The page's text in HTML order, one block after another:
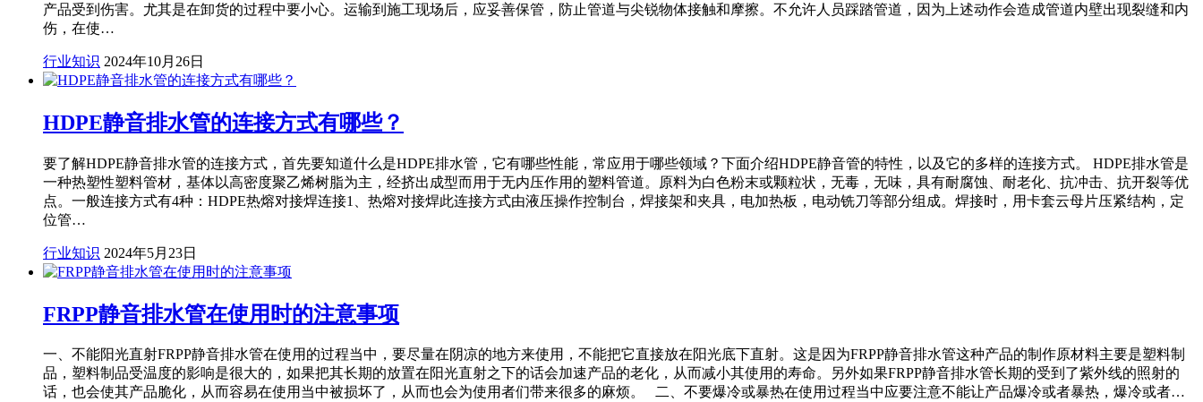
产品受到伤害。尤其是在卸货的过程中要小心。运输到施工现场后，应妥善保管，防止管道与尖锐物体接触和摩擦。不允许人员踩踏管道，因为上述动作会造成管道内壁出现裂缝和内
伤，在使…
行业知识 2024年10月26日
HDPE静音排水管的连接方式有哪些？
要了解HDPE静音排水管的连接方式，首先要知道什么是HDPE排水管，它有哪些性能，常应用于哪些领域？下面介绍HDPE静音管的特性，以及它的多样的连接方式。 HDPE排水管是
一种热塑性塑料管材，基体以高密度聚乙烯树脂为主，经挤出成型而用于无内压作用的塑料管道。原料为白色粉末或颗粒状，无毒，无味，具有耐腐蚀、耐老化、抗冲击、抗开裂等优
点。一般连接方式有4种：HDPE热熔对接焊连接1、热熔对接焊此连接方式由液压操作控制台，焊接架和夹具，电加热板，电动铣刀等部分组成。焊接时，用卡套云母片压紧结构，定
位管…
行业知识 2024年5月23日
FRPP静音排水管在使用时的注意事项
一、不能阳光直射FRPP静音排水管在使用的过程当中，要尽量在阴凉的地方来使用，不能把它直接放在阳光底下直射。这是因为FRPP静音排水管这种产品的制作原材料主要是塑料制
品，塑料制品受温度的影响是很大的，如果把其长期的放置在阳光直射之下的话会加速产品的老化，从而减小其使用的寿命。另外如果FRPP静音排水管长期的受到了紫外线的照射的
话，也会使其产品脆化，从而容易在使用当中被损坏了，从而也会为使用者们带来很多的麻烦。 二、不要爆冷或暴热在使用过程当中应要注意不能让产品爆冷或者暴热，爆冷或者…